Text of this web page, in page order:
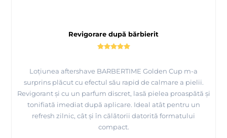
Revigorare după bărbierit
Loțiunea aftershave BARBERTIME Golden Cup m-a
surprins plăcut cu efectul său rapid de calmare a pielii.
Revigorant și cu un parfum discret, lasă pielea proaspătă și
tonifiată imediat după aplicare. Ideal atât pentru un
refresh zilnic, cât și în călătorii datorită formatului
compact.